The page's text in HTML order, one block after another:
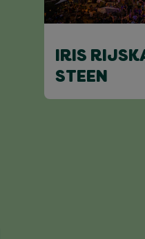
IRIS
STEEN